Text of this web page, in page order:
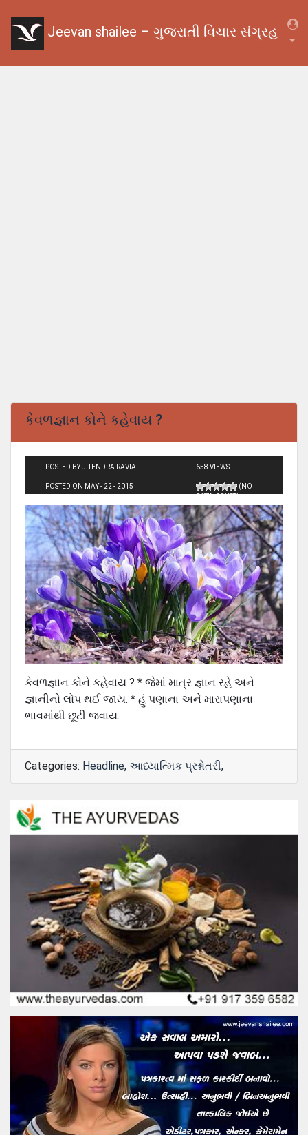
Jeevan shailee – ગુજરાતી વિચાર સંગ્રહ
કેવળજ્ઞાન કોને કહેવાય ?
POSTED BY JITENDRA RAVIA
POSTED ON MAY - 22 - 2015
658 VIEWS
(NO
RATINGS YET)
કેવળજ્ઞાન કોને કહેવાય ? * જેમાં માત્ર જ્ઞાન રહે અને
જ્ઞાનીનો લોપ થઈ જાય. * હું પણાના અને મારાપણાના
ભાવમાંથી છૂટી જવાય.
Categories: Headline, આધ્યાત્મિક પ્રશ્નોતરી,